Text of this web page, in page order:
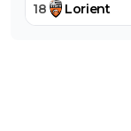
18 Lorient